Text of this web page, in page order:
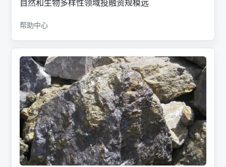
自然和生物多样性领域投融资规模远
帮助中心